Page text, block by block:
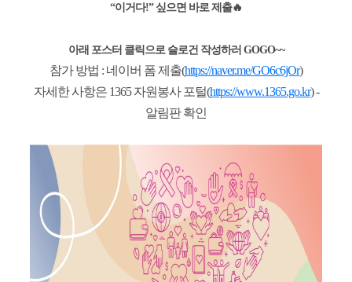
“이거다!” 싶으면 바로 제출🔥
아래 포스터 클릭으로 슬로건 작성하러 GOGO~~
참가 방법 : 네이버 폼 제출(https://naver.me/GO6c6jOr)
자세한 사항은 1365 자원봉사 포털(https://www.1365.go.kr) -
알림판 확인